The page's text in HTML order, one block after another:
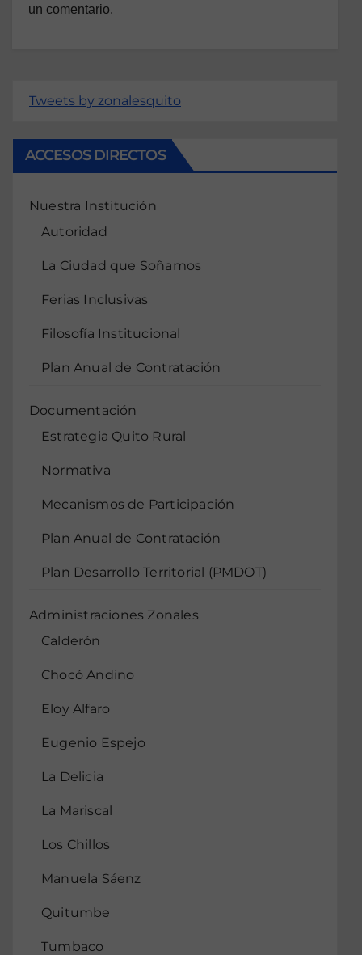
un comentario.
Tweets by zonalesquito
ACCESOS DIRECTOS
Nuestra Institución
Autoridad
La Ciudad que Soñamos
Ferias Inclusivas
Filosofía Institucional
Plan Anual de Contratación
Documentación
Estrategia Quito Rural
Normativa
Mecanismos de Participación
Plan Anual de Contratación
Plan Desarrollo Territorial (PMDOT)
Administraciones Zonales
Calderón
Chocó Andino
Eloy Alfaro
Eugenio Espejo
La Delicia
La Mariscal
Los Chillos
Manuela Sáenz
Quitumbe
Tumbaco